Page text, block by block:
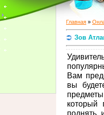
Главная »
Зов
Вам
вы
который
поднять